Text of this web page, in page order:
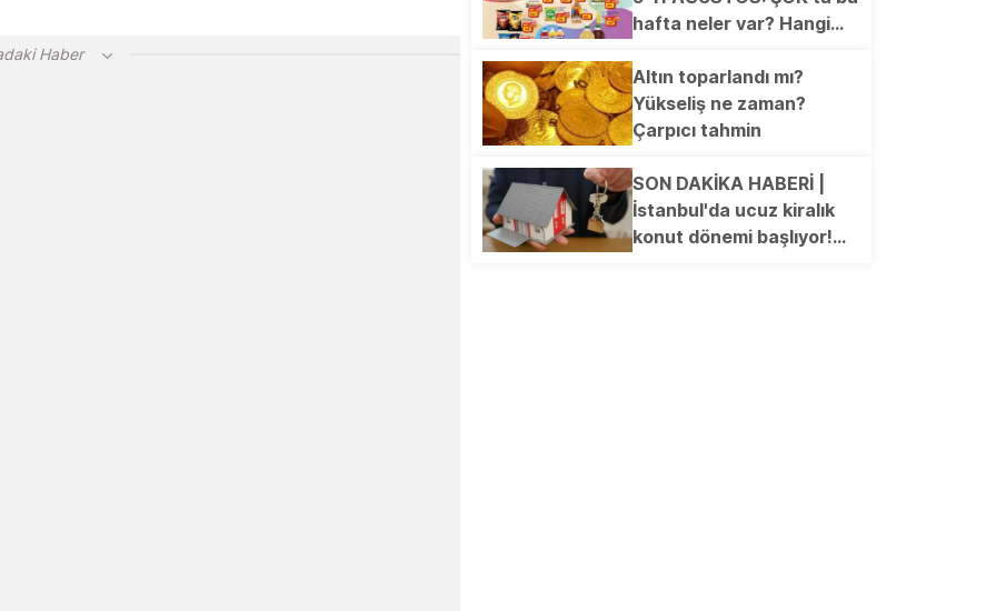
Haber
hafta neler var? Hangi
Frezya Kase, Kilim, Koltuk
Örtüsü, Peştemal, Dijital
Baskılı Plaj Çantası,
Altın toparlandı mı?
Yükseliş ne zaman?
Çarpıcı tahmin
SON DAKİKA HABERİ |
İstanbul'da ucuz kiralık
konut dönemi başlıyor!